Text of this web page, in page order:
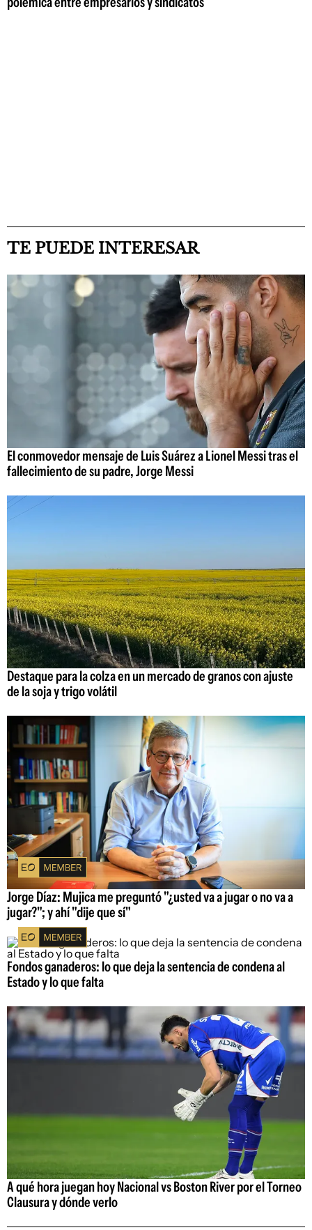
TE PUEDE INTERESAR
El conmovedor mensaje de Luis Suárez a Lionel Messi tras el
fallecimiento de su padre, Jorge Messi
Destaque para la colza en un mercado de granos con ajuste
de la soja y trigo volátil
Jorge Díaz: Mujica me preguntó "¿usted va a jugar o no va a
jugar?"; y ahí "dije que sí"
Fondos ganaderos: lo que deja la sentencia de condena al
Estado y lo que falta
A qué hora juegan hoy Nacional vs Boston River por el Torneo
Clausura y dónde verlo